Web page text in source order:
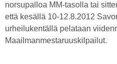
norsupalloa MM-tasolla tai
että kesällä 10-12.8.2012
urheilukentällä pelataan
Maailmanmestaruuskilpailut.